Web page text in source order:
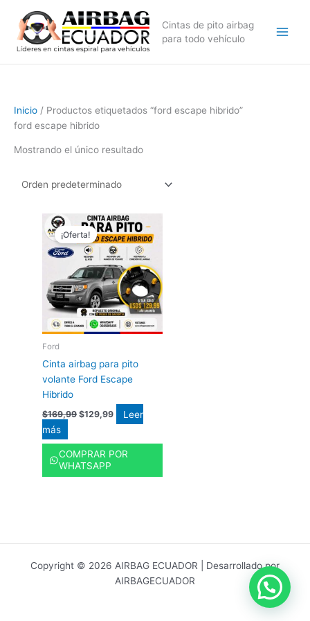
contenido
Cintas de pito airbag
para todo vehículo
Inicio / Productos etiquetados “ford escape hibrido”
ford escape hibrido
Mostrando el único resultado
¡Oferta!
Ford
Cinta airbag para pito
volante Ford Escape
Hibrido
$169,99
precio
original
era:
$169,99.
$129,99
El
precio
actual
es:
$129,99.
Leer
más
COMPRAR POR
WHATSAPP
Copyright © 2026 AIRBAG ECUADOR | Desarrollado por
AIRBAGECUADOR